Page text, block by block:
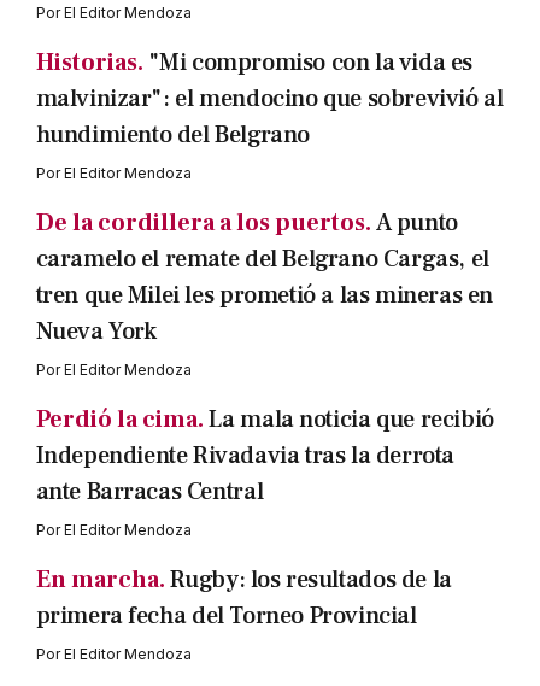
PorEl Editor Mendoza
Historias. "Mi compromiso con la vida es
malvinizar": el mendocino que sobrevivió al
hundimiento del Belgrano
PorEl Editor Mendoza
De la cordillera a los puertos.A punto
caramelo el remate del Belgrano Cargas, el
tren que Milei les prometió a las mineras en
Nueva York
PorEl Editor Mendoza
Perdió la cima.La mala noticia que recibió
Independiente Rivadavia tras la derrota
ante Barracas Central
PorEl Editor Mendoza
En marcha.Rugby: los resultados de la
primera fecha del Torneo Provincial
PorEl Editor Mendoza